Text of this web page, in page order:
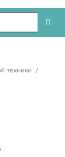
техники